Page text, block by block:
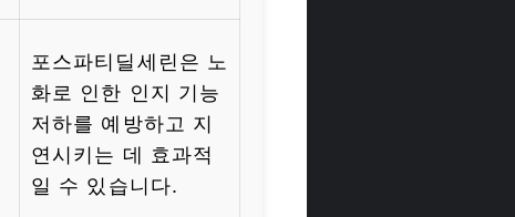
포스파티딜세린은 노
화로 인한 인지 기능
저하를 예방하고 지
연시키는 데 효과적
일 수 있습니다.